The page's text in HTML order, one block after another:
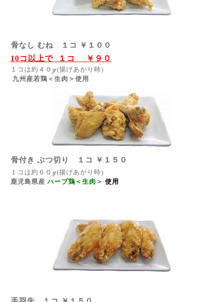
骨なし むね １コ ￥１００
10コ以上で １コ ￥９０
１コは約４０ℊ(揚げあがり時)
九州産若鶏＜生肉＞使用
骨付き ぶつ切り １コ ￥１５０
１コは約６０ℊ(揚げあがり時)
鹿児島県産 ハーブ鶏＜生肉＞ 使用